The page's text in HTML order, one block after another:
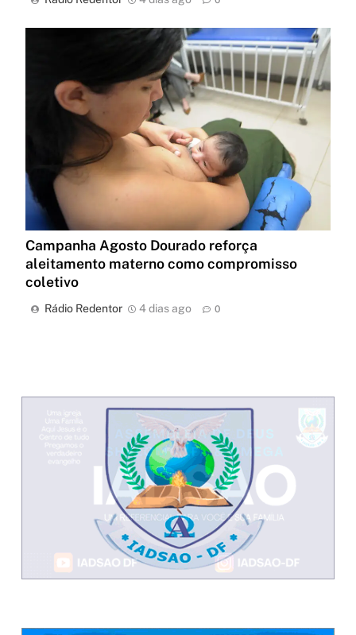
Campanha Agosto Dourado reforça
aleitamento materno como compromisso
coletivo
Rádio Redentor 4 dias ago 0